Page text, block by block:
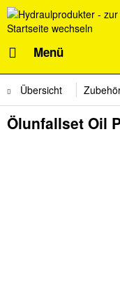
Menü
Übersicht
Ölunfallset Oil